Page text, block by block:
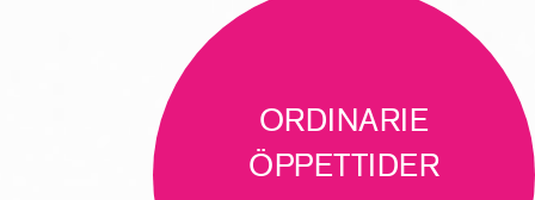
ORDINARIE
ÖPPETTIDER